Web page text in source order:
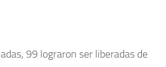
99 lograron ser liberadas de